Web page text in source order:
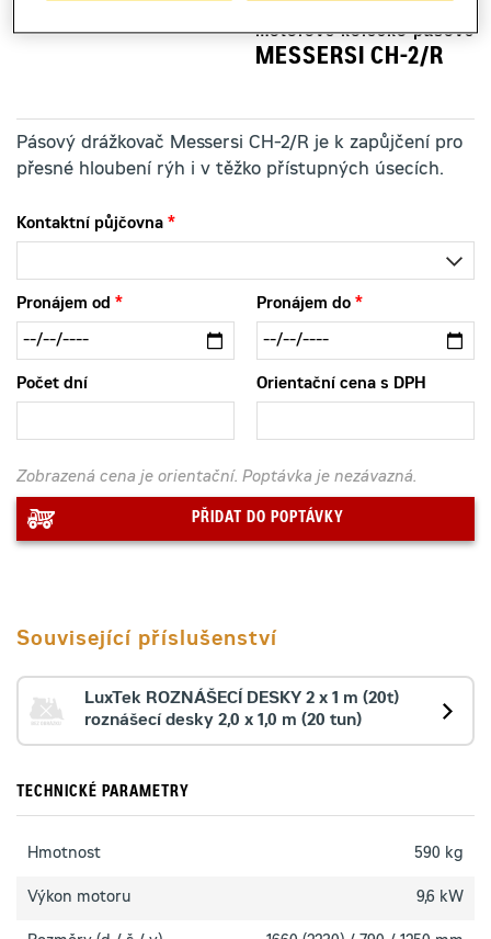
motorové kolečko pásové
MESSERSI CH-2/R
Pásový drážkovač Messersi CH-2/R je k zapůjčení pro
přesné hloubení rýh i v těžko přístupných úsecích.
Kontaktní půjčovna
Pronájem od Pronájem do
Počet dní Orientační cena s DPH
Zobrazená cena je orientační. Poptávka je nezávazná.
PŘIDAT DO POPTÁVKY
Související příslušenství
LuxTek ROZNÁŠECÍ DESKY 2 x 1 m (20t)
roznášecí desky 2,0 x 1,0 m (20 tun)
TECHNICKÉ PARAMETRY
Hmotnost 590 kg
Výkon motoru 9,6 kW